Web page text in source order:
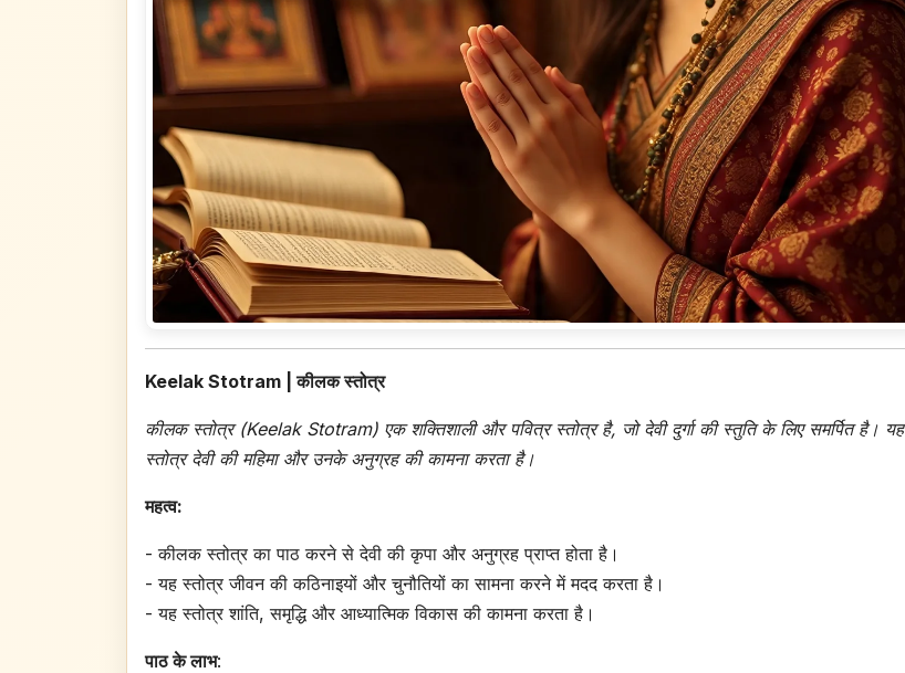
Keelak Stotram | कीलक स्तोत्र
कीलक स्तोत्र (Keelak Stotram) एक शक्तिशाली और पवित्र स्तोत्र है, जो देवी दुर्गा की स्तुति के लिए समर्पित है। यह
स्तोत्र देवी की महिमा और उनके अनुग्रह की कामना करता है।
महत्व:
- कीलक स्तोत्र का पाठ करने से देवी की कृपा और अनुग्रह प्राप्त होता है।
- यह स्तोत्र जीवन की कठिनाइयों और चुनौतियों का सामना करने में मदद करता है।
- यह स्तोत्र शांति, समृद्धि और आध्यात्मिक विकास की कामना करता है।
पाठ के लाभ: